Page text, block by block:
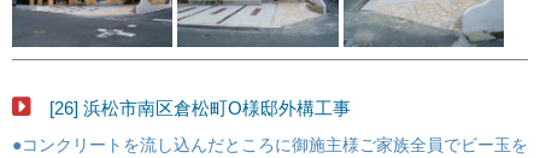
[26] 浜松市南区倉松町O様邸外構工事
●コンクリートを流し込んだところに御施主様ご家族全員でビー玉を